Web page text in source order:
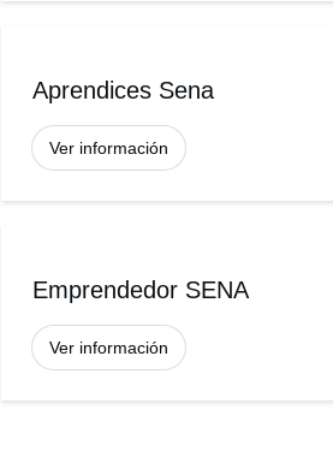
Aprendices Sena
Ver información
Emprendedor SENA
Ver información